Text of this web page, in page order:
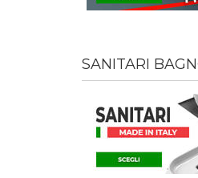
SANITARI